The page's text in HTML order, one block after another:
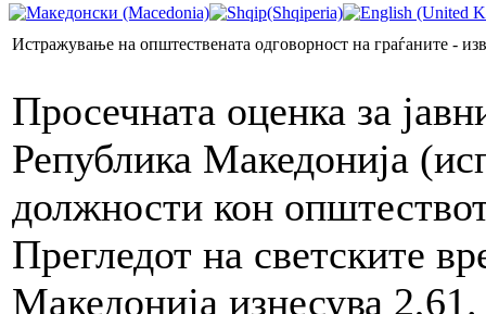
Истражување на општествената одговорност на граѓаните -
Просечната оценка за
Република Македонија
должности кон
Прегледот на светските
Македонија изнесува